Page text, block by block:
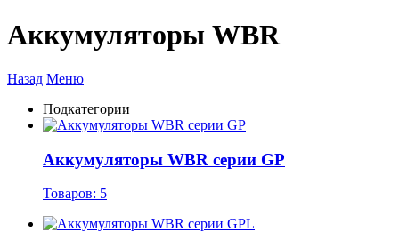
Аккумуляторы WBR
Назад Меню
Подкатегории
Аккумуляторы WBR серии GP
Товаров: 5